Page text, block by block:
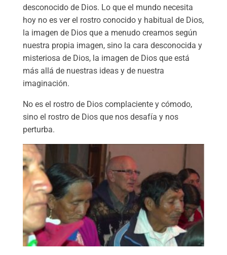
desconocido de Dios. Lo que el mundo necesita
hoy no es ver el rostro conocido y habitual de Dios,
la imagen de Dios que a menudo creamos según
nuestra propia imagen, sino la cara desconocida y
misteriosa de Dios, la imagen de Dios que está
más allá de nuestras ideas y de nuestra
imaginación.
No es el rostro de Dios complaciente y cómodo,
sino el rostro de Dios que nos desafía y nos
perturba.